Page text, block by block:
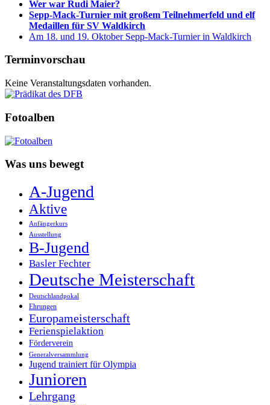
Wer war Rudi Maier?
Sepp-Mack-Turnier mit großem Teilnehmerfeld und elf
Medaillen für SV Waldkirch
Am 18. und 19. Oktober Sepp-Mack-Turnier in Waldkirch
Terminvorschau
Keine Veranstaltungsdaten vorhanden.
Fotoalben
Was uns bewegt
A-Jugend
Aktive
Anfängerkurs
Ausstellung
B-Jugend
Basler Fechter
Deutsche Meisterschaft
Deutschlandpokal
Ehrungen
Europameisterschaft
Ferienspielaktion
Förderverein
Generalversammlung
Jugend trainiert für Olympia
Junioren
Lehrgang